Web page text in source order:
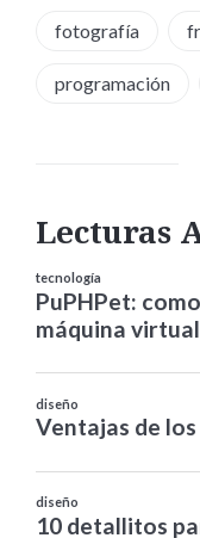
fotografía
programación
Lecturas